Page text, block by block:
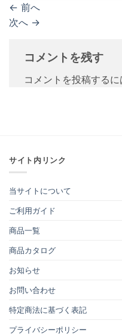
← 前へ
次へ →
コメントを残す
コメントを投稿するに
サイト内リンク
当サイトについて
ご利用ガイド
商品一覧
商品カタログ
お知らせ
お問い合わせ
特定商法に基づく表記
プライバシーポリシー